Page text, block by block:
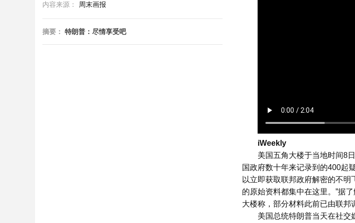
内容来源：
周末画报
摘要： 特朗普：尽情享受吧
iWeekly
美国五角大楼于当地时间8
国政府数十年来记录到的400起
以立即获取联邦政府解密的不
的原始资料都集中在这里。”据
大楼称，部分材料此前已由联邦
美国总统特朗普当天在社